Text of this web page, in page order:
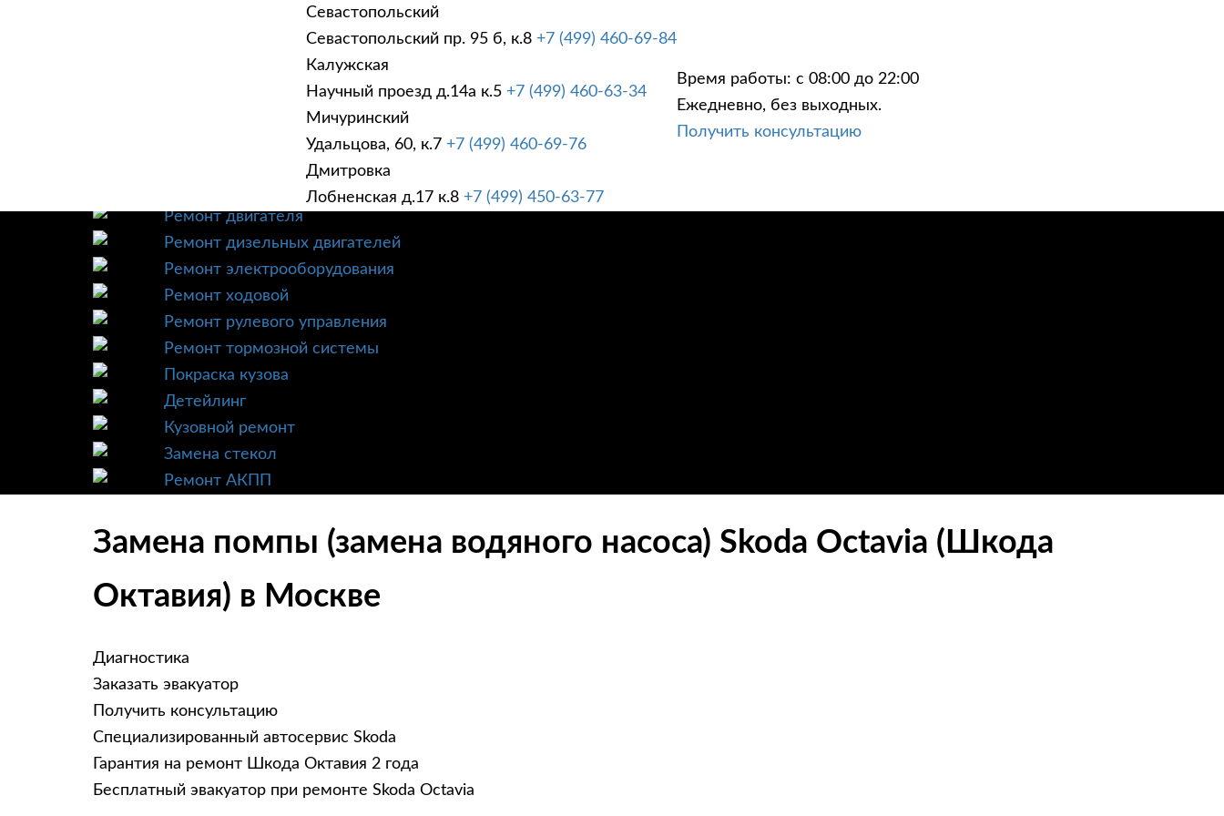
Севастопольский
Севастопольский пр. 95 б, к.8 +7 (499) 460-69-84
Калужская
Научный проезд д.14а к.5 +7 (499) 460-63-34
Мичуринский
Удальцова, 60, к.7 +7 (499) 460-69-76
Дмитровка
Лобненская д.17 к.8 +7 (499) 450-63-77
Время работы: с 08:00 до 22:00
Ежедневно, без выходных.
Получить консультацию
УСЛУГИ АКЦИИ
Техническое обслуживание
Ремонт трансмиссии
Ремонт двигателя
Ремонт дизельных двигателей
Ремонт электрооборудования
Ремонт ходовой
Ремонт рулевого управления
Ремонт тормозной системы
Покраска кузова
Детейлинг
Кузовной ремонт
Замена стекол
Ремонт АКПП
Замена помпы (замена водяного насоса) Skoda Octavia (Шкода
Октавия) в Москве
Диагностика
Заказать эвакуатор
Получить консультацию
Специализированный автосервис Skoda
Гарантия на ремонт Шкода Октавия 2 года
Бесплатный эвакуатор при ремонте Skoda Octavia